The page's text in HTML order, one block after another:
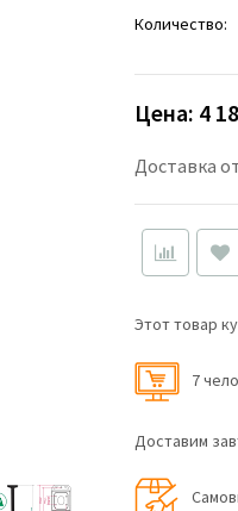
Количество:
Цена: 4
Доставка
Этот товар
7
Доставим